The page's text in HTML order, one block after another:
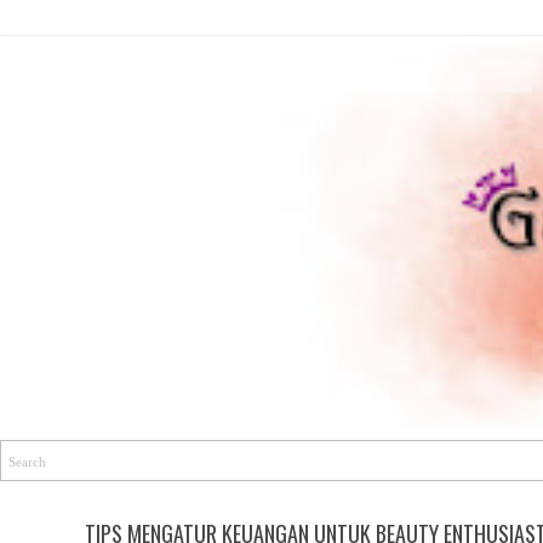
TIPS MENGATUR KEUANGAN UNTUK BEAUTY